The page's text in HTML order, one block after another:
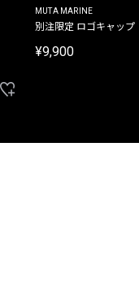
MUTA MARINE
別注限定 ロゴキャップ
¥9,900